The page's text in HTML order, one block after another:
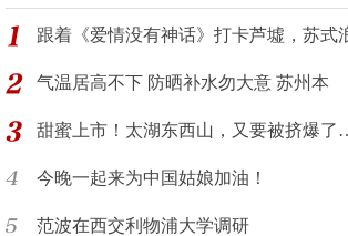
跟着《爱情没有神话》打卡芦墟，苏式
气温居高不下 防晒补水勿大意 苏州本
甜蜜上市！太湖东西山，又要被挤爆了
今晚一起来为中国姑娘加油！
范波在西交利物浦大学调研